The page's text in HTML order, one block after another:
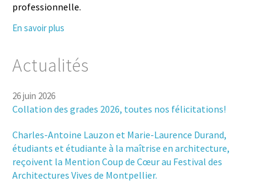
professionnelle.
En savoir plus
Actualités
26 juin 2026
Collation des grades 2026, toutes nos félicitations!
Charles-Antoine Lauzon et Marie-Laurence Durand,
étudiants et étudiante à la maîtrise en architecture,
reçoivent la Mention Coup de Cœur au Festival des
Architectures Vives de Montpellier.